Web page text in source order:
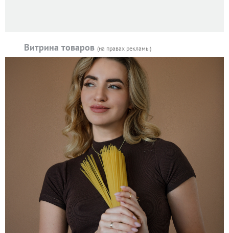
Витрина товаров (на правах рекламы)